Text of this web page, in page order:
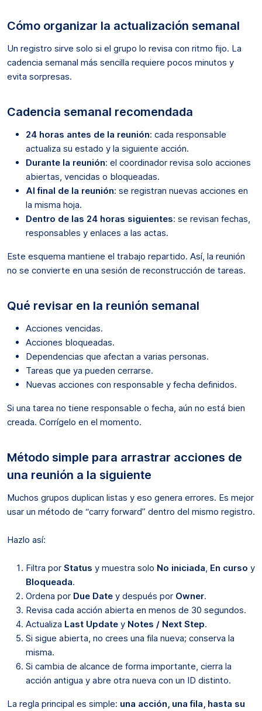
Cómo organizar la actualización semanal
Un registro sirve solo si el grupo lo revisa con ritmo fijo. La
cadencia semanal más sencilla requiere pocos minutos y
evita sorpresas.
Cadencia semanal recomendada
24 horas antes de la reunión: cada responsable
actualiza su estado y la siguiente acción.
Durante la reunión: el coordinador revisa solo acciones
abiertas, vencidas o bloqueadas.
Al final de la reunión: se registran nuevas acciones en
la misma hoja.
Dentro de las 24 horas siguientes: se revisan fechas,
responsables y enlaces a las actas.
Este esquema mantiene el trabajo repartido. Así, la reunión
no se convierte en una sesión de reconstrucción de tareas.
Qué revisar en la reunión semanal
Acciones vencidas.
Acciones bloqueadas.
Dependencias que afectan a varias personas.
Tareas que ya pueden cerrarse.
Nuevas acciones con responsable y fecha definidos.
Si una tarea no tiene responsable o fecha, aún no está bien
creada. Corrígelo en el momento.
Método simple para arrastrar acciones de
una reunión a la siguiente
Muchos grupos duplican listas y eso genera errores. Es mejor
usar un método de “carry forward” dentro del mismo registro.
Hazlo así:
Filtra por Status y muestra solo No iniciada En curso y
Bloqueada.
Ordena por Due Date y después por Owner.
Revisa cada acción abierta en menos de 30 segundos.
Actualiza Last Update y Notes / Next Step.
Si sigue abierta, no crees una fila nueva; conserva la
misma.
Si cambia de alcance de forma importante, cierra la
acción antigua y abre otra nueva con un ID distinto.
La regla principal es simple: una acción, una fila, hasta su